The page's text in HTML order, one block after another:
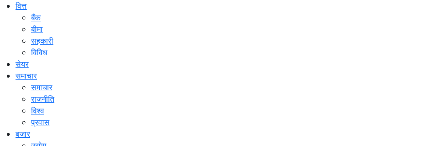
वित्त
बैंक
बीमा
सहकारी
विविध
सेयर
समाचार
समाचार
राजनीति
विश्व
प्रवास
बजार